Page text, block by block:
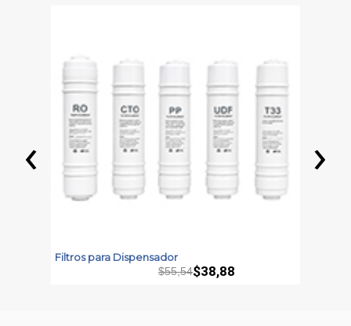
Filtros para Dispensador
$55,54$38,88
‹ ›